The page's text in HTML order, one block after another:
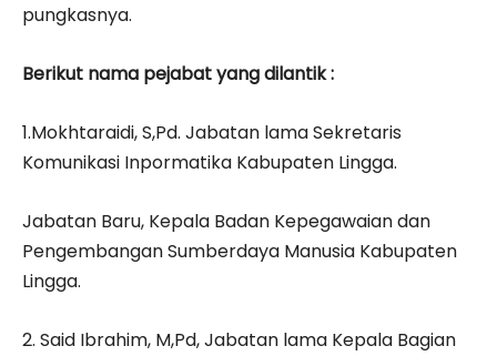
pungkasnya.
Berikut nama pejabat yang dilantik :
1.Mokhtaraidi, S,Pd. Jabatan lama Sekretaris
Komunikasi Inpormatika Kabupaten Lingga.
Jabatan Baru, Kepala Badan Kepegawaian dan
Pengembangan Sumberdaya Manusia Kabupaten
Lingga.
2. Said Ibrahim, M,Pd, Jabatan lama Kepala Bagian